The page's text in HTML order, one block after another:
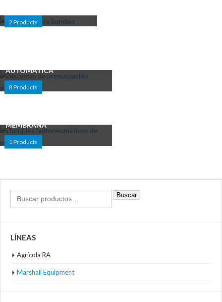
2Products
AUTOMÁTICA
8Products
MEMBRANA
1Products
Buscar
LÍNEAS
Agrícola RA
Marshall Equipment